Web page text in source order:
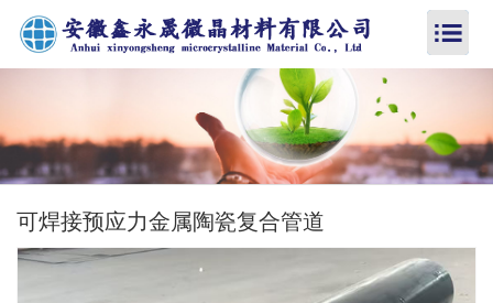
可焊接预应力金属陶瓷复合管道